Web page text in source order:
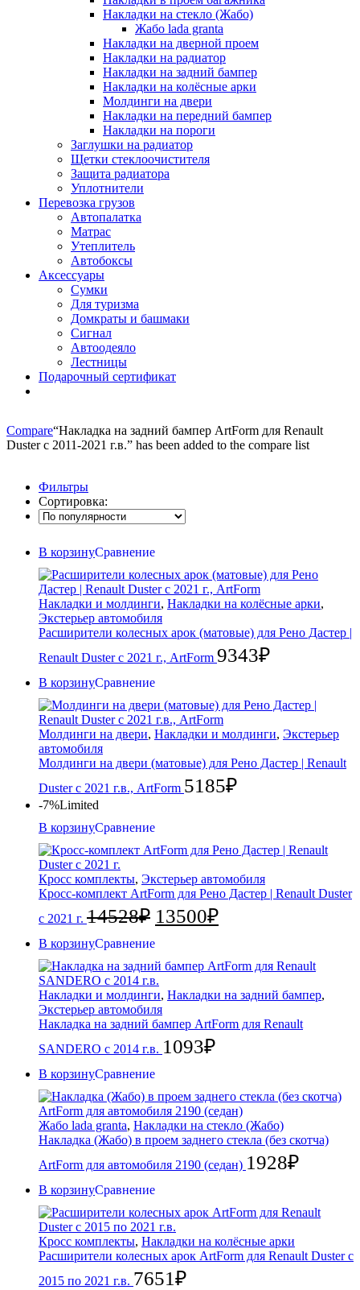
Накладки на стекло (Жабо)
Жабо lada granta
Накладки на дверной проем
Накладки на радиатор
Накладки на задний бампер
Накладки на колёсные арки
Молдинги на двери
Накладки на передний бампер
Накладки на пороги
Заглушки на радиатор
Щетки стеклоочистителя
Защита радиатора
Уплотнители
Перевозка грузов
Автопалатка
Матрас
Утеплитель
Автобоксы
Аксессуары
Сумки
Для туризма
Домкраты и башмаки
Сигнал
Автоодеяло
Лестницы
Подарочный сертификат
Compare“Накладка на задний бампер ArtForm для Renault
Duster с 2011-2021 г.в.” has been added to the compare list
Фильтры
Сортировка:
В корзинуСравнение
Накладки и молдинги, Накладки на колёсные арки,
Экстерьер автомобиля
Расширители колесных арок (матовые) для Рено Дастер |
Renault Duster с 2021 г., ArtForm 9343₽
В корзинуСравнение
Молдинги на двери, Накладки и молдинги, Экстерьер
автомобиля
Молдинги на двери (матовые) для Рено Дастер | Renault
Duster с 2021 г.в., ArtForm 5185₽
-7%Limited
В корзинуСравнение
Кросс комплекты, Экстерьер автомобиля
Кросс-комплект ArtForm для Рено Дастер | Renault Duster
с 2021 г. 14528₽ 13500₽
В корзинуСравнение
Накладки и молдинги, Накладки на задний бампер,
Экстерьер автомобиля
Накладка на задний бампер ArtForm для Renault
SANDERO с 2014 г.в. 1093₽
В корзинуСравнение
Жабо lada granta, Накладки на стекло (Жабо)
Накладка (Жабо) в проем заднего стекла (без скотча)
ArtForm для автомобиля 2190 (cедан) 1928₽
В корзинуСравнение
Кросс комплекты, Накладки на колёсные арки
Расширители колесных арок ArtForm для Renault Duster с
2015 по 2021 г.в. 7651₽